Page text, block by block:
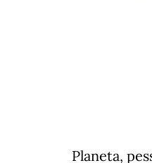
Planeta,